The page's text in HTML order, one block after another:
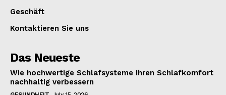
Geschäft
Kontaktieren Sie uns
Das Neueste
Wie hochwertige Schlafsysteme Ihren Schlafkomfort
nachhaltig verbessern